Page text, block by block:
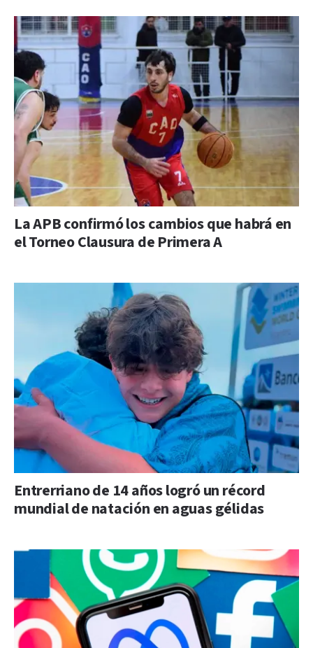
La APB confirmó los cambios que habrá en
el Torneo Clausura de Primera A
Entrerriano de 14 años logró un récord
mundial de natación en aguas gélidas